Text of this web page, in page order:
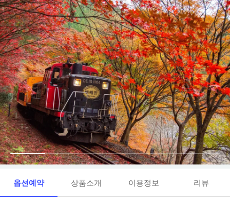
옵션예약 상품소개 이용정보 리뷰